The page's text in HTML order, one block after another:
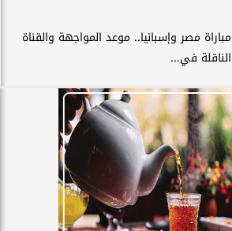
مباراة مصر وإسبانيا.. موعد المواجهة والقناة
الناقلة في...